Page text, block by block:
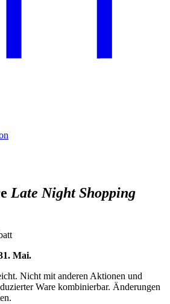
Late Night Shopping
Mai.
Nicht mit anderen Aktionen und
Ware kombinierbar. Änderungen